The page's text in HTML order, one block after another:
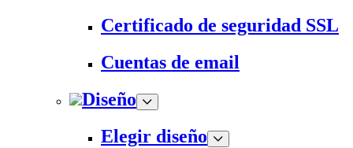
Certificado de seguridad SSL
Cuentas de email
Diseño
Elegir diseño